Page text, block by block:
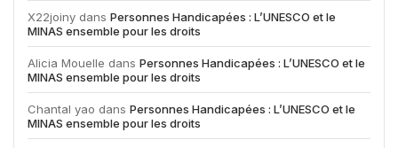
X22joiny dans Personnes Handicapées : L’UNESCO et le
MINAS ensemble pour les droits
Alicia Mouelle dans Personnes Handicapées : L’UNESCO et le
MINAS ensemble pour les droits
Chantal yao dans Personnes Handicapées : L’UNESCO et le
MINAS ensemble pour les droits